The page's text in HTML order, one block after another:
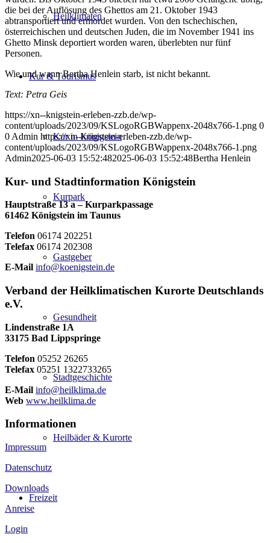
Heilklimaten
Kur & Tourismus
Kur in Königstein
Kurpark
Gastgeber
Gesundheit
Stadtgeschichte
Heilbäder & Kurorte
Freizeit
die bei der Auflösung des Ghettos am 21. Oktober 1943
abtransportiert und ermordet wurden. Von den tschechischen,
österreichischen und deutschen Juden, die im November 1941 ins
Ghetto Minsk deportiert worden waren, überlebten nur fünf
Personen.
Wie und wann Bertha Henlein starb, ist nicht bekannt.
Text: Petra Geis
https://xn--knigstein-erleben-zzb.de/wp-
content/uploads/2023/09/KSLogoRGBWappenx-2048x766-1.png 0
0 Admin https://xn--knigstein-erleben-zzb.de/wp-
content/uploads/2023/09/KSLogoRGBWappenx-2048x766-1.png
Admin2025-06-03 15:52:482025-06-03 15:52:48Bertha Henlein
Kur- und Stadtinformation Königstein
Hauptstraße 13 a – Kurparkpassage
61462 Königstein im Taunus
Telefon 06174 202251
Telefax 06174 202308
E-Mail info@koenigstein.de
Verband der Heilklimatischen Kurorte Deutschlands
e.V.
Lindenstraße 1A
33175 Bad Lippspringe
Telefon 05252 26265
Telefax 05251 1322733265
E-Mail info@heilklima.de
Web www.heilklima.de
Informationen
Impressum
Datenschutz
Downloads
Anreise
Login